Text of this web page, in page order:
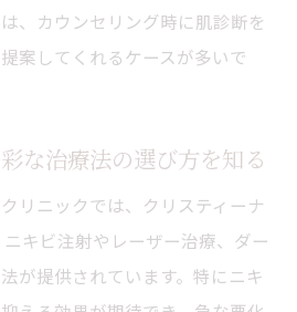
、カウンセリング時に肌診断を
案してくれるケースが多いで
な治療法の選び方を知る
リニックでは、クリスティーナ
キビ注射やレーザー治療、ダー
が提供されています。特にニキ